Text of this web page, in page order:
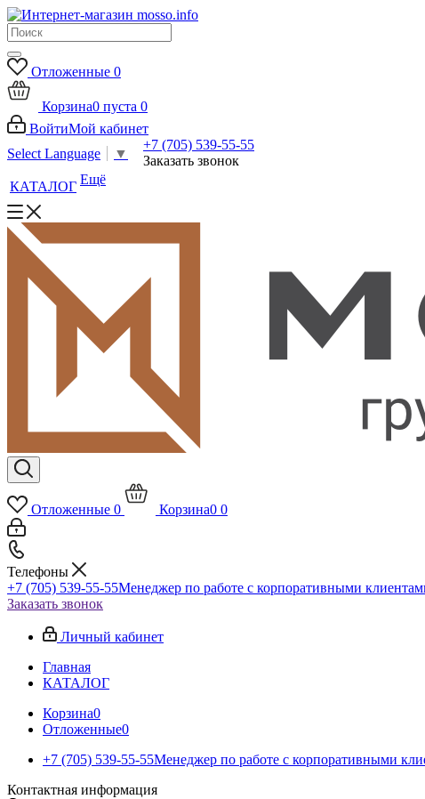
Отложенные 0
Корзина0 пуста 0
ВойтиМой кабинет
Select Language
▼
+7 (705) 539-55-55
Заказать звонок
КАТАЛОГ Ещё
Отложенные 0 Корзина0 0
Телефоны
+7 (705) 539-55-55Менеджер по работе с корпоративными
Заказать звонок
Личный кабинет
Главная
КАТАЛОГ
Корзина0
Отложенные0
+7 (705) 539-55-55Менеджер по работе с корпоративными
Контактная информация